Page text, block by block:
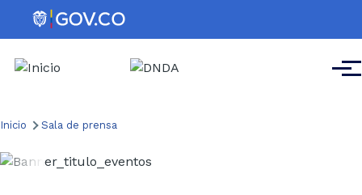
Pasar al contenido principal
Ruta
de
navegación
Inicio Sala de prensa
Eventos